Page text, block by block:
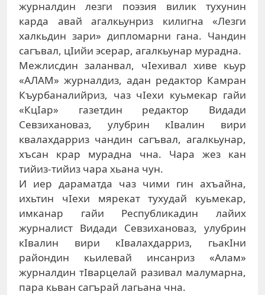
журналдин лезги поэзия вилик тухунин
карда авай агалкьунриз килигна «Лезги
халкьдин зари» дипломарни гана. Чандин
сагъвал, цIийи эсерар, агалкьунар мурадна.
Межлисдин заланвал, чIехивал хиве кьур
«АЛАМ» журналдиз, адан редактор Камран
Къурбаналийриз, чаз чIехи куьмекар гайи
«КцIар» газетдин редактор Видади
Севзихановаз, улубрин кIвалин вири
квалахдарриз чандин сагъвал, агалкьунар,
хъсан крар мурадна чна. Чара жез кан
тийиз-тийиз чара хьана чун.
И иер дараматда чаз чими гин ахъайна,
ихьтин чIехи мярекат тухудай куьмекар,
имканар гайи Республикадин лайих
журналист Видади Севзихановаз, улубрин
кIвалин вири кIвалахдарриз, гьакIни
райондин кьилевай инсанриз «Алам»
журналдин тIварцелай разивал малумарна,
пара кьван сагърай лагьана чна.